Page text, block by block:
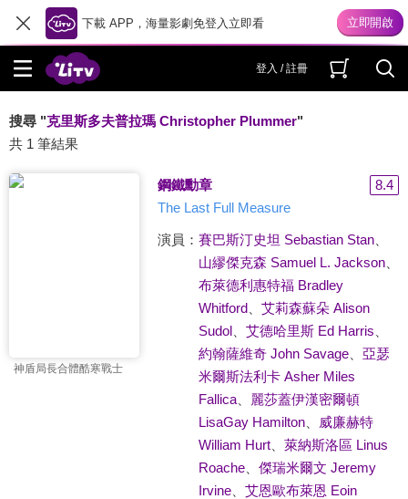
下載 APP，海量影劇免登入立即看
登入 / 註冊
搜尋 "克里斯多夫普拉瑪 Christopher Plummer"
共 1 筆結果
神盾局長合體酷寒戰士
鋼鐵勳章
8.4
The Last Full Measure
演員： 賽巴斯汀史坦 Sebastian Stan、
山繆傑克森 Samuel L. Jackson、
布萊德利惠特福 Bradley
Whitford、 艾莉森蘇朵 Alison
Sudol、 艾德哈里斯 Ed Harris
約翰薩維奇 John Savage、 亞瑟
米爾斯法利卡 Asher Miles
Fallica、 麗莎蓋伊漢密爾頓
LisaGay Hamilton、
威廉赫特
William Hurt、 萊納斯洛區 Linus
Roache、 傑瑞米爾文 Jeremy
Irvine、 艾恩歐布萊恩 Eoin